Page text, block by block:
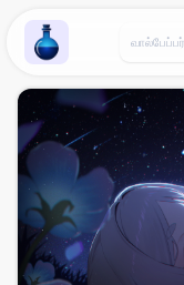
Wallpaper Alchemy